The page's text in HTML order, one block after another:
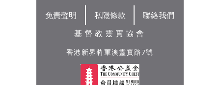
免責聲明 私隱條款
聯絡我們
基督教靈實協會
香港新界將軍澳靈實路7號